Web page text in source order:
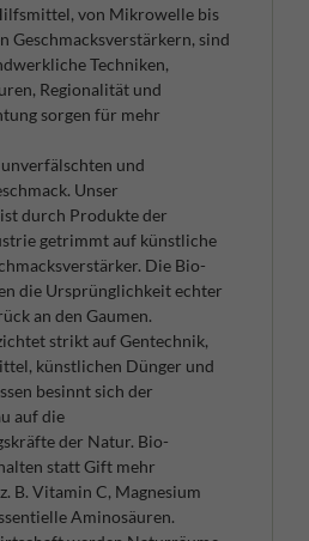
von Mikrowelle bis
Geschmacksverstärkern, sind
Techniken,
Regionalität und
sorgen für mehr
und
Unser
durch Produkte der
getrimmt auf künstliche
Die Bio-
die Ursprünglichkeit echter
an den Gaumen.
strikt auf Gentechnik,
künstlichen Dünger und
besinnt sich der
auf die
der Natur. Bio-
statt Gift mehr
B. Vitamin C, Magnesium
Aminosäuren.